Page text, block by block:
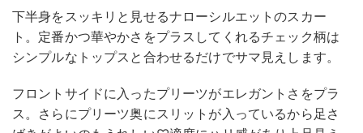
下半身をスッキリと見せるナローシルエットのスカー
ト。定番かつ華やかさをプラスしてくれるチェック柄は
シンプルなトップスと合わせるだけでサマ見えします。
フロントサイドに入ったプリーツがエレガントさをプラ
ス。さらにプリーツ奥にスリットが入っているから足さ